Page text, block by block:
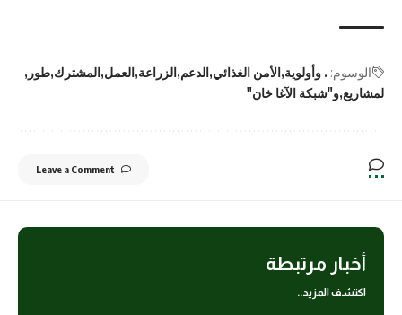
الوسوم: . وأولوية الأمن الغذائي الدعم الزراعة العمل المشترك طور
لمشاريع و"شبكة الآغا خان"
Leave a Comment
أخبار مرتبطة
اكتشف المزيد..